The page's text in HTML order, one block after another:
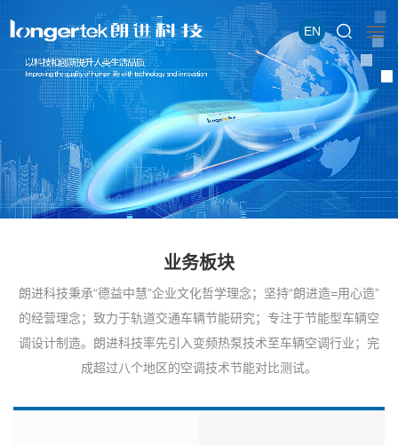
EN
业务板块
朗进科技秉承“德益中慧”企业文化哲学理念；坚持“朗进造=用心造”
的经营理念；致力于轨道交通车辆节能研究；专注于节能型车辆空
调设计制造。朗进科技率先引入变频热泵技术至车辆空调行业；完
成超过八个地区的空调技术节能对比测试。